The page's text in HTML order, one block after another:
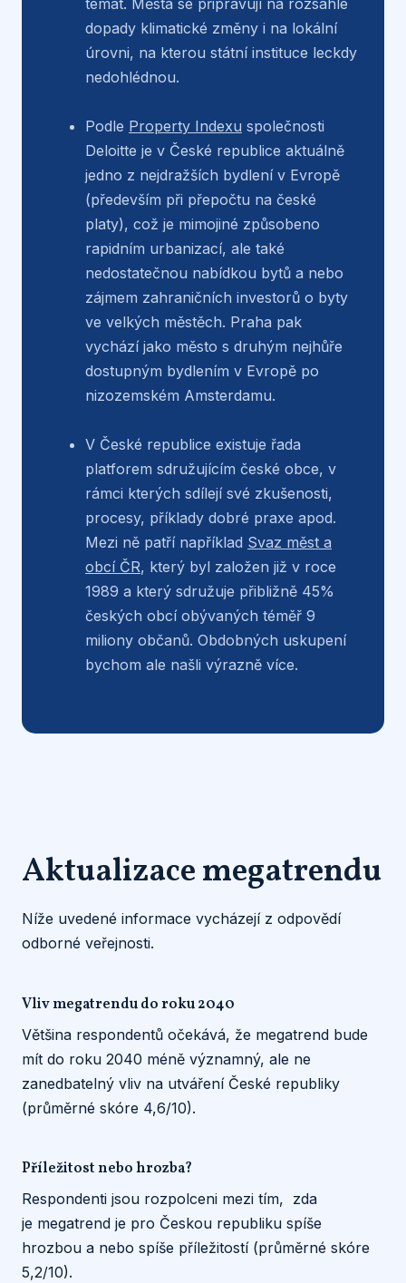
dopady klimatické změny i na lokální
úrovni, na kterou státní instituce leckdy
nedohlédnou.
Podle Property Indexu společnosti
Deloitte je v České republice aktuálně
jedno z nejdražších bydlení v Evropě
(především při přepočtu na české
platy), což je mimojiné způsobeno
rapidním urbanizací, ale také
nedostatečnou nabídkou bytů a nebo
zájmem zahraničních investorů o byty
ve velkých městěch. Praha pak
vychází jako město s druhým nejhůře
dostupným bydlením v Evropě po
nizozemském Amsterdamu.
V České republice existuje řada
platforem sdružujícím české obce, v
rámci kterých sdílejí své zkušenosti,
procesy, příklady dobré praxe apod.
Mezi ně patří například Svaz měst a
obcí ČR, který byl založen již v roce
1989 a který sdružuje přibližně 45%
českých obcí obývaných téměř 9
miliony občanů. Obdobných uskupení
bychom ale našli výrazně více.
Aktualizace megatrendu
Níže uvedené informace vycházejí z odpovědí
odborné veřejnosti.
Vliv megatrendu do roku 2040
Většina respondentů očekává, že megatrend bude
mít do roku 2040 méně významný, ale ne
zanedbatelný vliv na utváření České republiky
(průměrné skóre 4,6/10).
Příležitost nebo hrozba?
Respondenti jsou rozpolceni mezi tím, zda
je megatrend je pro Českou republiku spíše
hrozbou a nebo spíše příležitostí (průměrné skóre
5,2/10).